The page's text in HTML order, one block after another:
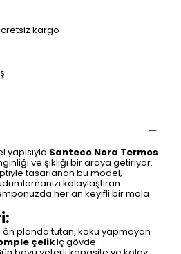
kargo
yapısıyla Santeco Nora Termos
ve şıklığı bir araya getiriyor.
tasarlanan bu model,
kolaylaştıran
her an keyifli bir mola
ön planda tutan, koku yapmayan
çelikiç gövde.